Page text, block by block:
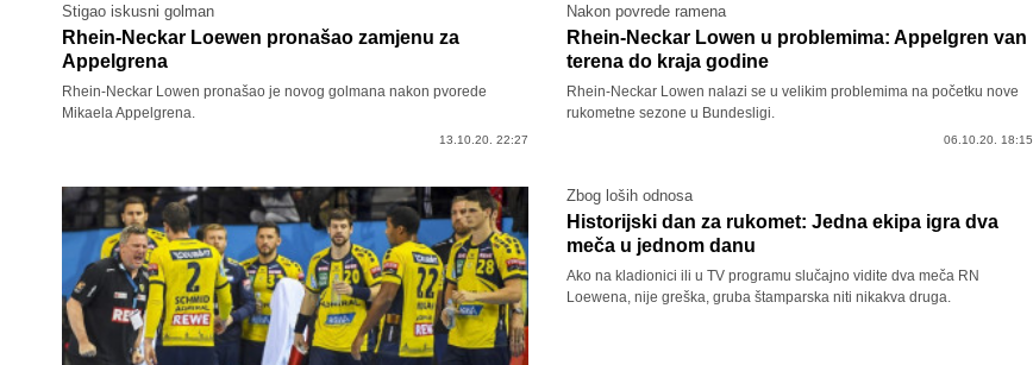
Stigao iskusni golman
Rhein-Neckar Loewen pronašao zamjenu za
Appelgrena
Rhein-Neckar Lowen pronašao je novog golmana nakon pvorede
Mikaela Appelgrena.
13.10.20. 22:27
Nakon povrede ramena
Rhein-Neckar Lowen u problemima: Appelgren van
terena do kraja godine
Rhein-Neckar Lowen nalazi se u velikim problemima na početku nove
rukometne sezone u Bundesligi.
06.10.20. 18:15
Zbog loših odnosa
Historijski dan za rukomet: Jedna ekipa igra dva
meča u jednom danu
Ako na kladionici ili u TV programu slučajno vidite dva meča RN
Loewena, nije greška, gruba štamparska niti nikakva druga.